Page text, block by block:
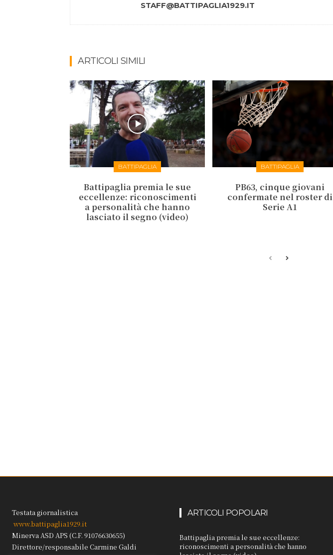
STAFF@BATTIPAGLIA1929.IT
ARTICOLI SIMILI
BATTIPAGLIA
Battipaglia premia le sue
eccellenze: riconoscimenti
a personalità che hanno
lasciato il segno (video)
BATTIPAGLIA
PB63, cinque giovani
confermate nel roster di
Serie A1
Testata giornalistica
www.battipaglia1929.it
Minerva ASD APS (C.F. 91076630655)
Direttore/responsabile Carmine Galdi
ARTICOLI POPOLARI
Battipaglia premia le sue eccellenze:
riconoscimenti a personalità che hanno